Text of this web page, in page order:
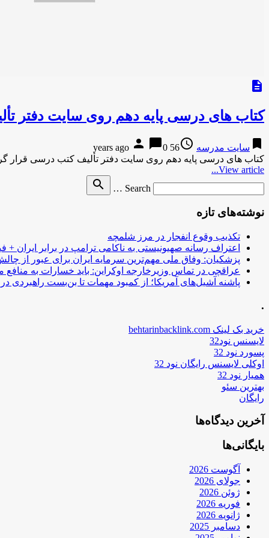
description
کتاب های درسی پایه دهم روی سایت دفتر
bookmark سایت مدرسه access_time
56 years ago
person chat_bubble0
کتاب های درسی پایه دهم روی سایت دفتر تألیف کتب درسی
View article...
Search …
search
نوشته‌های تازه
تکذیب وقوع انفجار در مرز شلمچه
اعتراف رسانه صهیونیستی به ناکامی ترامپ در برابر ایران +
پزشکیان: وفاق ملی مهم‌ترین سرمایه ایران برای عبور از
عراقچی در تماس وزیرخارجه اوکراین: باید خسارات به منافع
پاشنه آشیل‌های آمریکا؛ از کمبود مهمات تا بن‌بست راهبردی در
.
خرید بک لینک behtarinbacklink.com
لایسنس نود32
پسورد نود 32
اوکلی لایسنس رایگان نود 32
همیار نود 32
بهترین سئو
رایگان
آخرین دیدگاه‌ها
بایگانی‌ها
آگوست 2026
جولای 2026
ژوئن 2026
فوریه 2026
ژانویه 2026
دسامبر 2025